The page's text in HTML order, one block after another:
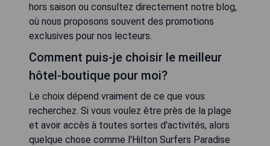
hors saison ou consultez directement notre blog,
où nous proposons souvent des promotions
exclusives pour nos lecteurs.
Comment puis-je choisir le meilleur
hôtel-boutique pour moi?
Le choix dépend vraiment de ce que vous
recherchez. Si vous voulez être près de la plage
et avoir accès à toutes sortes d'activités, alors
quelque chose comme l'Hilton Surfers Paradise